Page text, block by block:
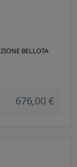
BELLOTA
676,00 €